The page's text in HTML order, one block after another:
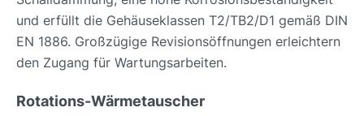
und erfüllt die Gehäuseklassen T2/TB2/D1 gemäß DIN
EN 1886. Großzügige Revisionsöffnungen erleichtern
den Zugang für Wartungsarbeiten.
Rotations-Wärmetauscher